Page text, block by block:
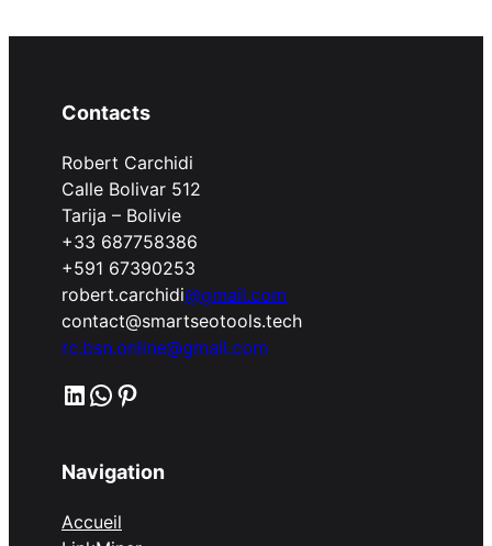
Contacts
Robert Carchidi
Calle Bolivar 512
Tarija – Bolivie
+33 687758386
+591 67390253
robert.carchidi@gmail.com
contact@smartseotools.tech
rc.bsn.online@gmail.com
LinkedIn WhatsApp Pinterest
Navigation
Accueil